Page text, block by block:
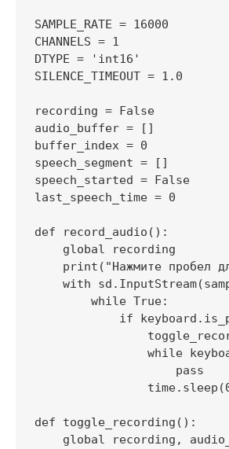
SAMPLE_RATE = 16000
CHANNELS = 1
DTYPE = 'int16'
SILENCE_TIMEOUT = 1.0
recording = False
audio_buffer = []
buffer_index = 0
speech_segment = []
speech_started = False
last_speech_time = 0
def record_audio():
    global recording
print("Нажмите пробел
with
        while True:
if
while
                    pass
def toggle_recording():
global recording,